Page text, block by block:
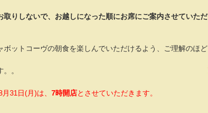
取りしないで、お越しになった順にお席にご案内させていただ
ットコーヴの朝食を楽しんでいただけるよう、ご理解のほど
。
31日(月)は、 7時開店とさせていただきます。